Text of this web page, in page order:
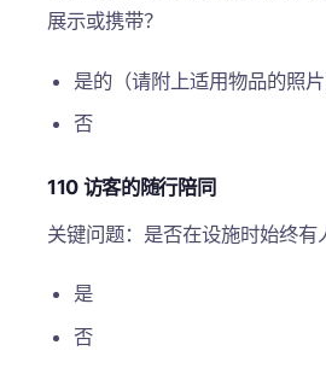
展示或携带？
是的（请附上适用物品的照片
否
110 访客的随行陪同
关键问题：是否在设施时始终有
是
否